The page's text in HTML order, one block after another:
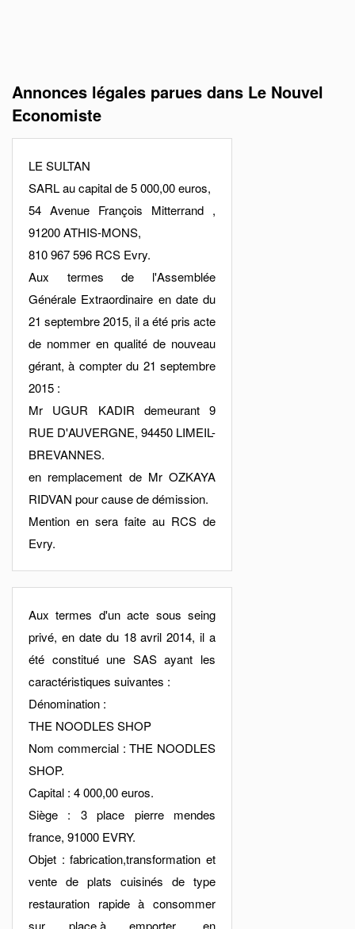
Annonces légales parues dans Le Nouvel
Economiste
LE SULTAN
SARL au capital de 5 000,00 euros,
54 Avenue François Mitterrand ,
91200 ATHIS-MONS,
810 967 596 RCS Evry.
Aux termes de l'Assemblée
Générale Extraordinaire en date du
21 septembre 2015, il a été pris acte
de nommer en qualité de nouveau
gérant, à compter du 21 septembre
2015 :
Mr UGUR KADIR demeurant 9
RUE D'AUVERGNE, 94450 LIMEIL-
BREVANNES.
en remplacement de Mr OZKAYA
RIDVAN pour cause de démission.
Mention en sera faite au RCS de
Evry.
Aux termes d'un acte sous seing
privé, en date du 18 avril 2014, il a
été constitué une SAS ayant les
caractéristiques suivantes :
Dénomination :
THE NOODLES SHOP
Nom commercial : THE NOODLES
SHOP.
Capital : 4 000,00 euros.
Siège : 3 place pierre mendes
france, 91000 EVRY.
Objet : fabrication,transformation et
vente de plats cuisinés de type
restauration rapide à consommer
sur place,à emporter ,en